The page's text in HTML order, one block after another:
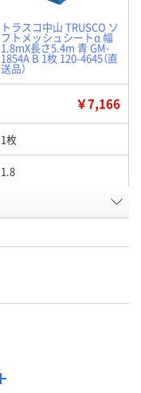
トラスコ中山 TRUSCO ソ
フトメッシュシートα 幅
1.8mX長さ5.4m 青 GM-
1854A B 1枚 120-4645（直
送品）
￥7,166
1枚
1.8